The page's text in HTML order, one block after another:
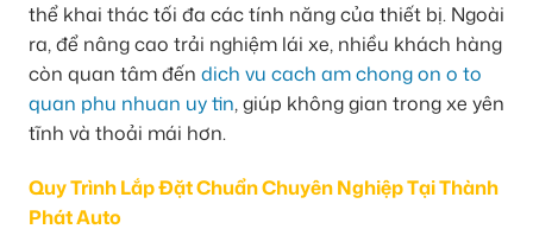
thể khai thác tối đa các tính năng của thiết bị. Ngoài
ra, để nâng cao trải nghiệm lái xe, nhiều khách hàng
còn quan tâm đến dich vu cach am chong on o to
quan phu nhuan uy tin, giúp không gian trong xe yên
tĩnh và thoải mái hơn.
Quy Trình Lắp Đặt Chuẩn Chuyên Nghiệp Tại Thành
Phát Auto